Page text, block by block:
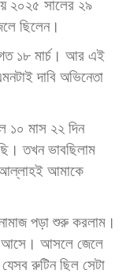
২০২৫ সালের ২৯
ছিলেন।
গত ১৮ মার্চ। আর এই
দাবি অভিনেতা
১০ মাস ২২ দিন
তখন ভাবছিলাম
আল্লাহই আমাকে
পড়া শুরু করলাম।
আসে। আসলে জেলে
রুটিন ছিল সেটা